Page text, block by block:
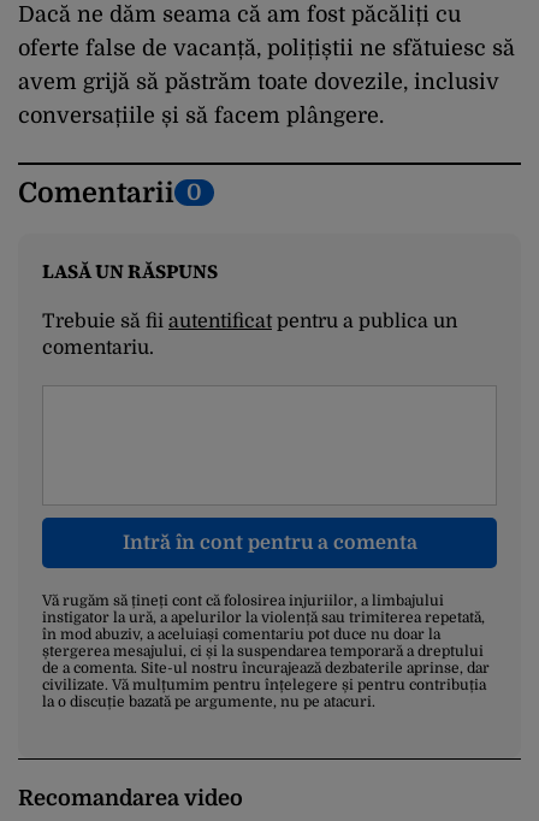
Dacă ne dăm seama că am fost păcăliți cu
oferte false de vacanță, polițiștii ne sfătuiesc să
avem grijă să păstrăm toate dovezile, inclusiv
conversațiile și să facem plângere.
Comentarii 0
LASĂ UN RĂSPUNS
Trebuie să fii autentificatpentru a publica un
comentariu.
Intră în cont pentru a comenta
Vă rugăm să țineți cont că folosirea injuriilor, a limbajului
instigator la ură, a apelurilor la violență sau trimiterea repetată,
în mod abuziv, a aceluiași comentariu pot duce nu doar la
ștergerea mesajului, ci și la suspendarea temporară a dreptului
de a comenta. Site-ul nostru încurajează dezbaterile aprinse, dar
civilizate. Vă mulțumim pentru înțelegere și pentru contribuția
la o discuție bazată pe argumente, nu pe atacuri.
Recomandarea video